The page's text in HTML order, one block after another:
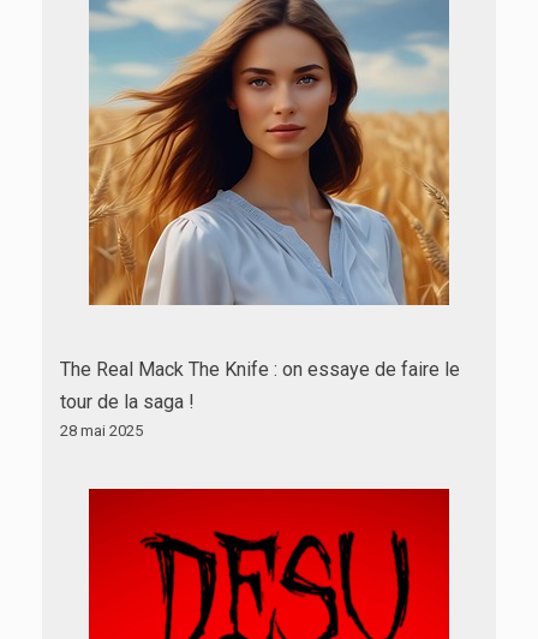
The Real Mack The Knife : on essaye de faire le
tour de la saga !
28 mai 2025